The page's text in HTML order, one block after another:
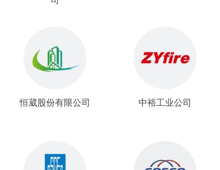
恒葳股份有限公司 中裕工业公司